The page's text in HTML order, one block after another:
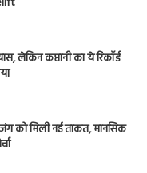
लेकिन कप्तानी का ये रिकॉर्ड
को मिली नई ताकत, मानसिक